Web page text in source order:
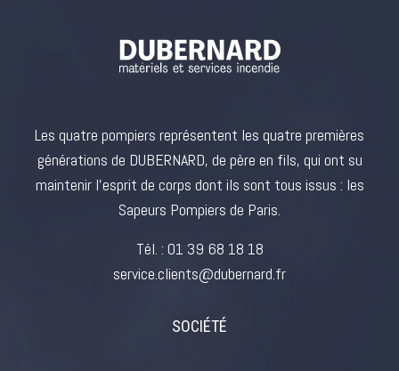
Les quatre pompiers représentent les quatre premières
générations de DUBERNARD, de père en fils, qui ont su
maintenir l’esprit de corps dont ils sont tous issus : les
Sapeurs Pompiers de Paris.
Tél. : 01 39 68 18 18
service.clients@dubernard.fr
SOCIÉTÉ